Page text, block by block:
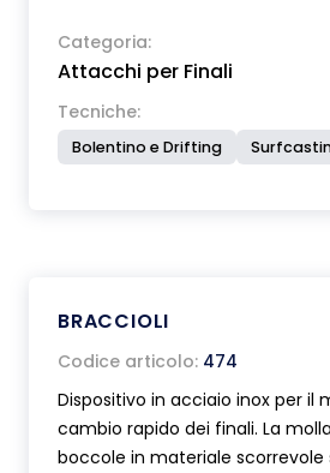
Categoria:
Attacchi per Finali
Tecniche:
Bolentino e Drifting
BRACCIOLI
Codice articolo: 474
Dispositivo in acciaio inox per il
cambio rapido dei finali. La
boccole in materiale scorrevole